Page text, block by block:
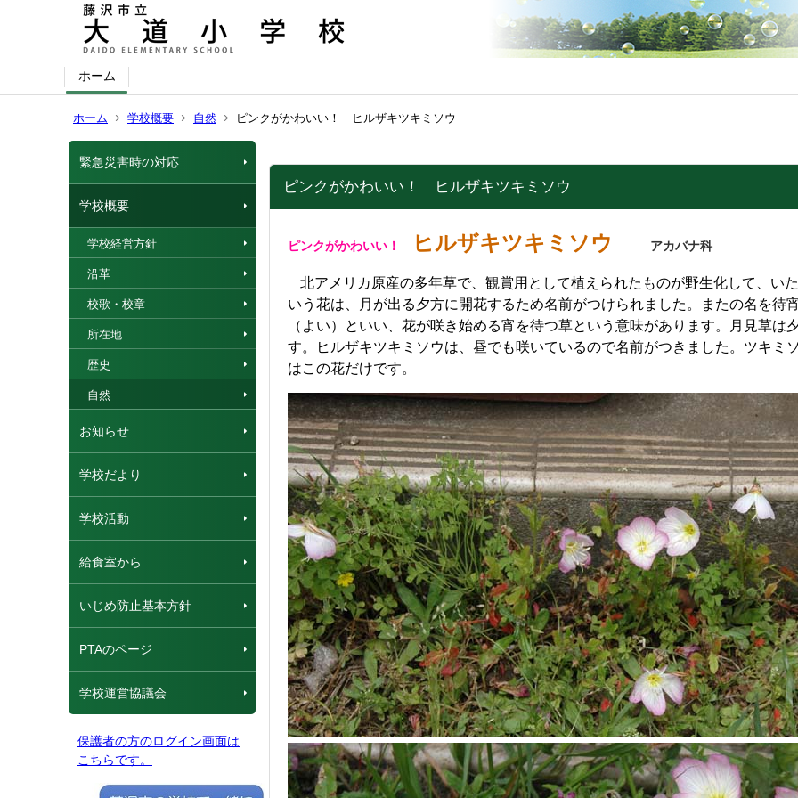
ホーム
ホーム 学校概要 自然 ピンクがかわいい！ ヒルザキツキミソウ
緊急災害時の対応
学校概要
学校経営方針
沿革
校歌・校章
所在地
歴史
自然
お知らせ
学校だより
学校活動
給食室から
いじめ防止基本方針
PTAのページ
学校運営協議会
保護者の方のログイン画面は
こちらです。
ピンクがかわいい！ ヒルザキツキミソウ
ピンクがかわいい！ ヒルザキツキミソウ アカバナ科
北アメリカ原産の多年草で、観賞用として植えられたものが野生化して、い
いう花は、月が出る夕方に開花するため名前がつけられました。またの名を待
（よい）といい、花が咲き始める宵を待つ草という意味があります。月見草
す。ヒルザキツキミソウは、昼でも咲いているので名前がつきました。ツキミ
はこの花だけです。